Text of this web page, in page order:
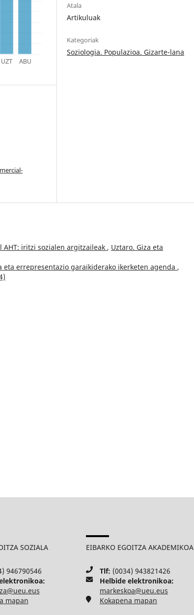
Atala
Artikuluak
Kategoriak
Soziologia. Populazioa. Gizarte-lana
AHT: iritzi sozialen argitzaileak , Uztaro. Giza eta
eta errepresentazio garaikiderako ikerketen agenda ,
SOZIALA
946790546
mapan
EIBARKO EGOITZA AKADEMIKOA
Tlf: (0034) 943821426
Helbide elektronikoa:
markeskoa@ueu.eus
Kokapena mapan